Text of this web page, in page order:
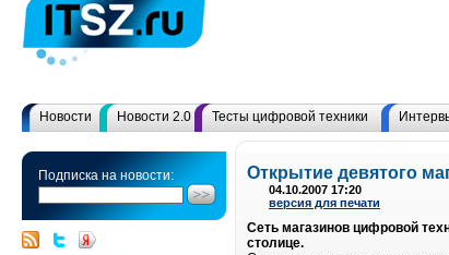
Новости Новости 2.0 Тесты цифровой техники
Подписка на новости: Открытие девятого
04.10.2007 17:20
версия для печати
Сеть магазинов цифровой
столице.